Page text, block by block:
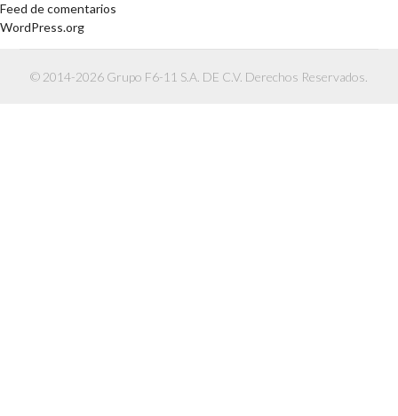
Feed de comentarios
WordPress.org
© 2014-2026 Grupo F6-11 S.A. DE C.V. Derechos Reservados.